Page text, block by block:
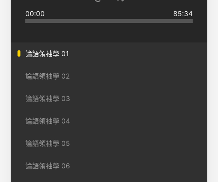
00:00 85:34
論語領袖學 01
論語領袖學 02
論語領袖學 03
論語領袖學 04
論語領袖學 05
論語領袖學 06